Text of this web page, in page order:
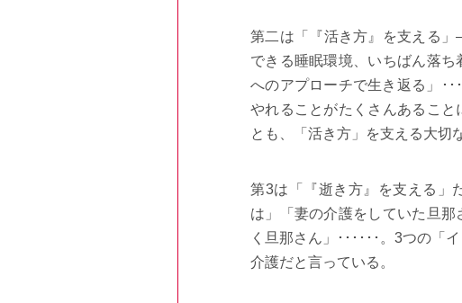
第二は「『活き方』を支える
できる睡眠環境、いちばん落
へのアプローチで生き返る」
･ ･ ･
やれることがたくさんあること
とも、「活き方」を支える大切
第3は「『逝き方』を支える」
は」「妻の介護をしていた旦
く旦那さん」
･ ･ ･ ･ ･ ･ 。3つの「
介護だと言っている。